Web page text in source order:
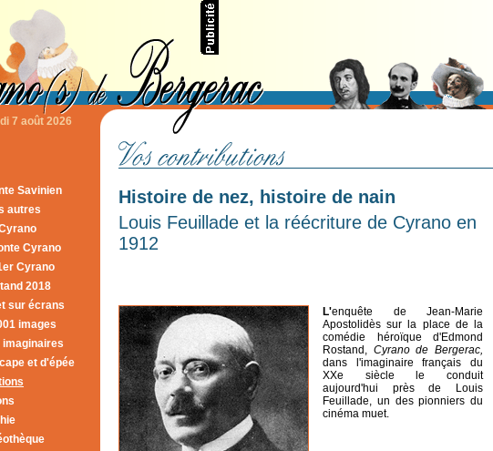
7 août 2026
Savinien
autres
Cyrano
Cyrano
2018
sur écrans
images
imaginaires
et d'épée
Histoire de nez, histoire de nain
Louis Feuillade et la réécriture de Cyrano en
1912
L'enquête de Jean-Marie
Apostolidès sur la place de la
comédie héroïque d'Edmond
Rostand, Cyrano de Bergerac,
dans l'imaginaire français du
XXe siècle le conduit
aujourd'hui près de Louis
Feuillade, un des pionniers du
cinéma muet.